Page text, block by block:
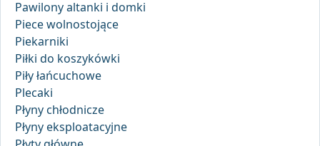
Pawilony altanki i domki
Piece wolnostojące
Piekarniki
Piłki do koszykówki
Piły łańcuchowe
Plecaki
Płyny chłodnicze
Płyny eksploatacyjne